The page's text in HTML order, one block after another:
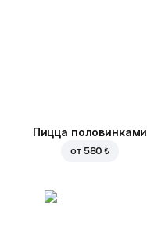
Пицца половинками
от 580 ₺